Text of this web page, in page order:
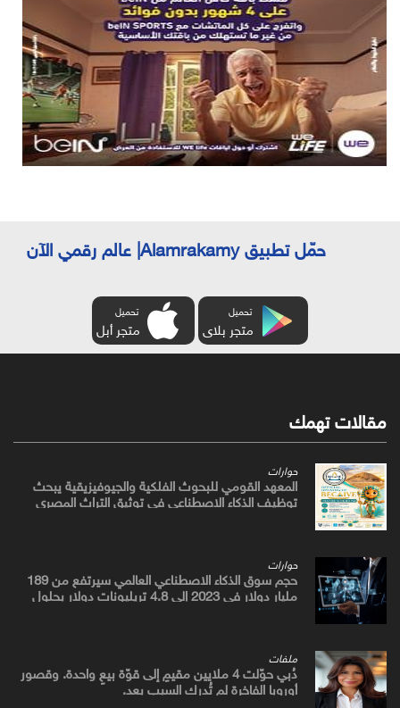
حمّل تطبيق Alamrakamy| عالم رقمي الآن
تحميل
متجر بلاى
تحميل
متجر أبل
مقالات تهمك
حوارات
المعهد القومي للبحوث الفلكية والجيوفيزيقية يبحث
توظيف الذكاء الاصطناعي في توثيق التراث المصري
حوارات
حجم سوق الذكاء الاصطناعي العالمي سيرتفع من 189
مليار دولار في 2023 إلى 4.8 تريليونات دولار بحلول
ملفات
دُبي حوّلت 4 ملايين مقيمٍ إلى قوّة بيعٍ واحدة. وقصور
أوروبا الفاخرة لم تُدرك السبب بعد.